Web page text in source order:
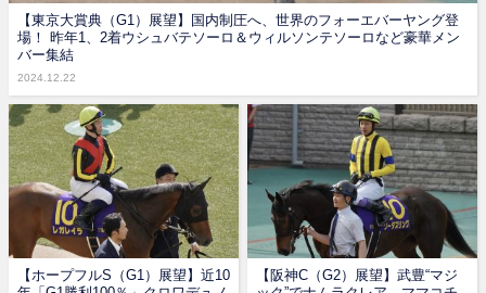
【東京大賞典（G1）展望】国内制圧へ、世界のフォーエバーヤング登
場！ 昨年1、2着ウシュバテソーロ＆ウィルソンテソーロなど豪華メン
バー集結
2024.12.22
【ホープフルS（G1）展望】近10
【阪神C（G2）展望】武豊“マジ